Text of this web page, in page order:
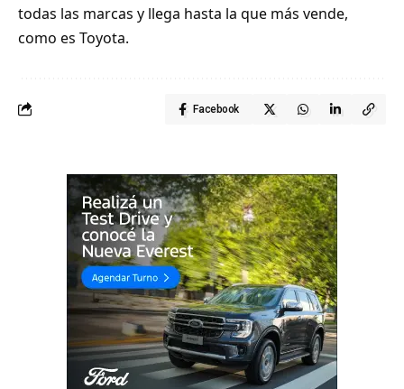
todas las marcas y llega hasta la que más vende,
como es Toyota.
Facebook